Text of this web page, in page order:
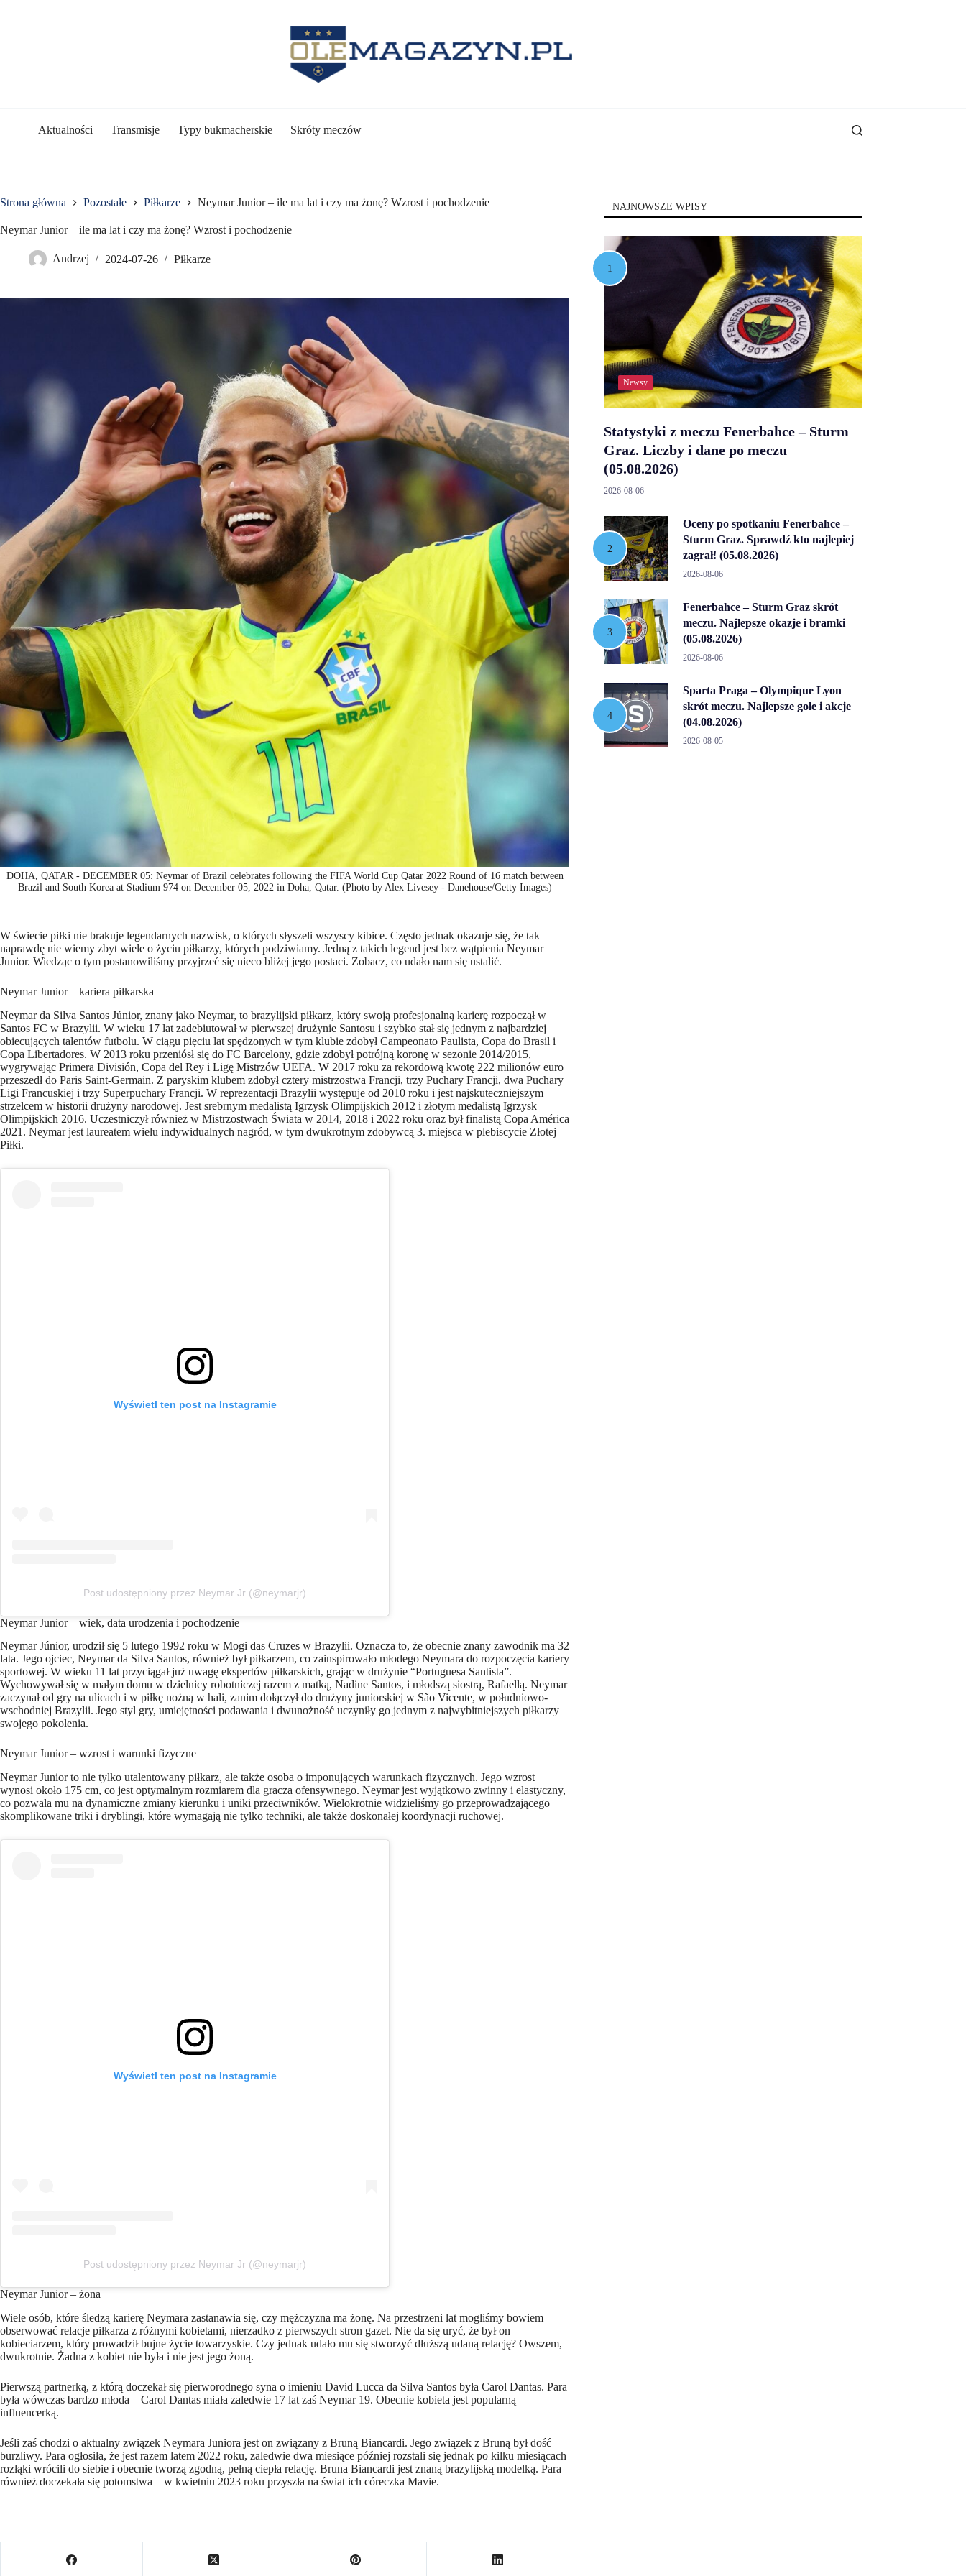
Aktualności Transmisje Typy bukmacherskie Skróty meczów
Strona główna Pozostałe Piłkarze Neymar Junior – ile ma lat i czy ma żonę? Wzrost i pochodzenie
Neymar Junior – ile ma lat i czy ma żonę? Wzrost i pochodzenie
Andrzej 2024-07-26 Piłkarze
DOHA, QATAR - DECEMBER 05: Neymar of Brazil celebrates following the FIFA World Cup Qatar 2022 Round of 16 match between
Brazil and South Korea at Stadium 974 on December 05, 2022 in Doha, Qatar. (Photo by Alex Livesey - Danehouse/Getty Images)
W świecie piłki nie brakuje legendarnych nazwisk, o których słyszeli wszyscy kibice. Często jednak okazuje się, że tak
naprawdę nie wiemy zbyt wiele o życiu piłkarzy, których podziwiamy. Jedną z takich legend jest bez wątpienia Neymar
Junior. Wiedząc o tym postanowiliśmy przyjrzeć się nieco bliżej jego postaci. Zobacz, co udało nam się ustalić.
Neymar Junior – kariera piłkarska
Neymar da Silva Santos Júnior, znany jako Neymar, to brazylijski piłkarz, który swoją profesjonalną karierę rozpoczął w
Santos FC w Brazylii. W wieku 17 lat zadebiutował w pierwszej drużynie Santosu i szybko stał się jednym z najbardziej
obiecujących talentów futbolu. W ciągu pięciu lat spędzonych w tym klubie zdobył Campeonato Paulista, Copa do Brasil i
Copa Libertadores. W 2013 roku przeniósł się do FC Barcelony, gdzie zdobył potrójną koronę w sezonie 2014/2015,
wygrywając Primera División, Copa del Rey i Ligę Mistrzów UEFA. W 2017 roku za rekordową kwotę 222 milionów euro
przeszedł do Paris Saint-Germain. Z paryskim klubem zdobył cztery mistrzostwa Francji, trzy Puchary Francji, dwa Puchary
Ligi Francuskiej i trzy Superpuchary Francji. W reprezentacji Brazylii występuje od 2010 roku i jest najskuteczniejszym
strzelcem w historii drużyny narodowej. Jest srebrnym medalistą Igrzysk Olimpijskich 2012 i złotym medalistą Igrzysk
Olimpijskich 2016. Uczestniczył również w Mistrzostwach Świata w 2014, 2018 i 2022 roku oraz był finalistą Copa América
2021. Neymar jest laureatem wielu indywidualnych nagród, w tym dwukrotnym zdobywcą 3. miejsca w plebiscycie Złotej
Piłki.
Wyświetl ten post na Instagramie
Post udostępniony przez Neymar Jr (@neymarjr)
Neymar Junior – wiek, data urodzenia i pochodzenie
Neymar Júnior, urodził się 5 lutego 1992 roku w Mogi das Cruzes w Brazylii. Oznacza to, że obecnie znany zawodnik ma 32
lata. Jego ojciec, Neymar da Silva Santos, również był piłkarzem, co zainspirowało młodego Neymara do rozpoczęcia kariery
sportowej. W wieku 11 lat przyciągał już uwagę ekspertów piłkarskich, grając w drużynie “Portuguesa Santista”.
Wychowywał się w małym domu w dzielnicy robotniczej razem z matką, Nadine Santos, i młodszą siostrą, Rafaellą. Neymar
zaczynał od gry na ulicach i w piłkę nożną w hali, zanim dołączył do drużyny juniorskiej w São Vicente, w południowo-
wschodniej Brazylii. Jego styl gry, umiejętności podawania i dwunożność uczyniły go jednym z najwybitniejszych piłkarzy
swojego pokolenia.
Neymar Junior – wzrost i warunki fizyczne
Neymar Junior to nie tylko utalentowany piłkarz, ale także osoba o imponujących warunkach fizycznych. Jego wzrost
wynosi około 175 cm, co jest optymalnym rozmiarem dla gracza ofensywnego. Neymar jest wyjątkowo zwinny i elastyczny,
co pozwala mu na dynamiczne zmiany kierunku i uniki przeciwników. Wielokrotnie widzieliśmy go przeprowadzającego
skomplikowane triki i dryblingi, które wymagają nie tylko techniki, ale także doskonałej koordynacji ruchowej.
Wyświetl ten post na Instagramie
Post udostępniony przez Neymar Jr (@neymarjr)
Neymar Junior – żona
Wiele osób, które śledzą karierę Neymara zastanawia się, czy mężczyzna ma żonę. Na przestrzeni lat mogliśmy bowiem
obserwować relacje piłkarza z różnymi kobietami, nierzadko z pierwszych stron gazet. Nie da się uryć, że był on
kobieciarzem, który prowadził bujne życie towarzyskie. Czy jednak udało mu się stworzyć dłuższą udaną relację? Owszem,
dwukrotnie. Żadna z kobiet nie była i nie jest jego żoną.
Pierwszą partnerką, z którą doczekał się pierworodnego syna o imieniu David Lucca da Silva Santos była Carol Dantas. Para
była wówczas bardzo młoda – Carol Dantas miała zaledwie 17 lat zaś Neymar 19. Obecnie kobieta jest popularną
influencerką.
Jeśli zaś chodzi o aktualny związek Neymara Juniora jest on związany z Bruną Biancardi. Jego związek z Bruną był dość
burzliwy. Para ogłosiła, że jest razem latem 2022 roku, zaledwie dwa miesiące później rozstali się jednak po kilku miesiącach
rozłąki wrócili do siebie i obecnie tworzą zgodną, pełną ciepła relację. Bruna Biancardi jest znaną brazylijską modelką. Para
również doczekała się potomstwa – w kwietniu 2023 roku przyszła na świat ich córeczka Mavie.
NAJNOWSZE WPISY
Newsy
Statystyki z meczu Fenerbahce – Sturm
Graz. Liczby i dane po meczu
(05.08.2026)
2026-08-06
Oceny po spotkaniu Fenerbahce –
Sturm Graz. Sprawdź kto najlepiej
zagrał! (05.08.2026)
2026-08-06
Fenerbahce – Sturm Graz skrót
meczu. Najlepsze okazje i bramki
(05.08.2026)
2026-08-06
Sparta Praga – Olympique Lyon
skrót meczu. Najlepsze gole i akcje
(04.08.2026)
2026-08-05